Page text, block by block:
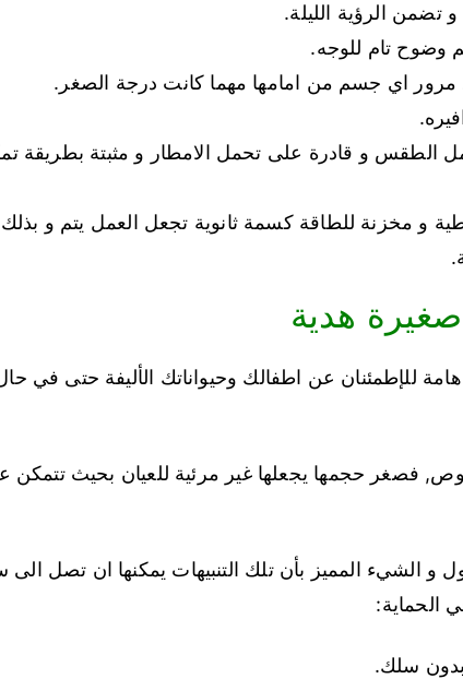
تضمن الرؤية الليلة.
وضوح تام للوجه.
مرور اي جسم من امامها مهما كانت درجة الصغر.
الطقس و قادرة على تحمل الامطار و مثبتة بطريقة
و مخزنة للطاقة كسمة ثانوية تجعل العمل يتم و
هدية
للإطمئنان عن اطفالك وحيواناتك الأليفة حتى في
فصغر حجمها يجعلها غير مرئية للعيان بحيث تتمكن
و الشيء المميز بأن تلك التنبيهات يمكنها ان تصل
الحماية:
بدون سلك.